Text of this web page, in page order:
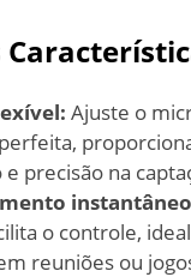
Ajuste o
precisão na
o controle,
reuniões ou